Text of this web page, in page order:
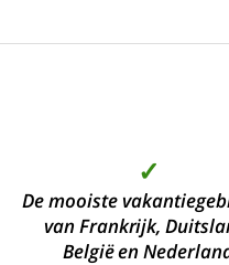
✓
De mooiste
van Frankrijk,
België en